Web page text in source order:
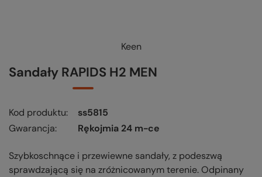
Keen
Sandały RAPIDS H2 MEN
Kod produktu
ss5815
Gwarancja
Rękojmia 24 m-ce
Szybkoschnące i przewiewne sandały, z podeszwą
sprawdzającą się na zróżnicowanym terenie. Odpinany